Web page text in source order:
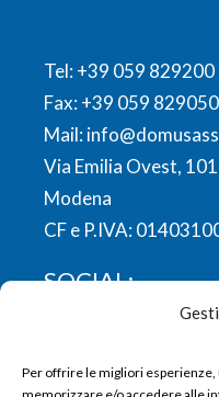
Per offrire le migliori
Tel:+39 059 829200
Fax: +39 059 829050
Mail:
Via Emilia Ovest,
Modena
CF e P.IVA:
SOCIAL: